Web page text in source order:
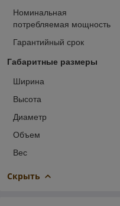
Номинальная
потребляемая мощность
Гарантийный срок
Габаритные размеры
Ширина
Высота
Диаметр
Объем
Вес
Скрыть